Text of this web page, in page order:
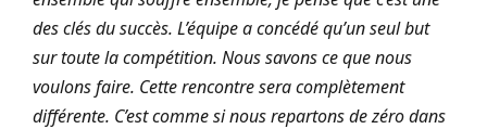
des clés du succès. L’équipe a concédé qu’un seul but
sur toute la compétition. Nous savons ce que nous
voulons faire. Cette rencontre sera complètement
différente. C’est comme si nous repartons de zéro dans